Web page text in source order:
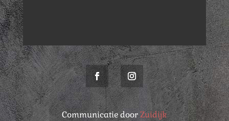
Communicatie door Zuidijk